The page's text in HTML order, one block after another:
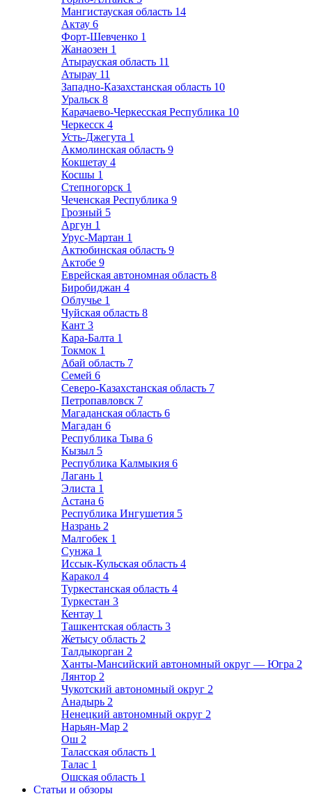
Мангистауская область 14
Актау 6
Форт-Шевченко 1
Жанаозен 1
Атырауская область 11
Атырау 11
Западно-Казахстанская область 10
Уральск 8
Карачаево-Черкесская Республика 10
Черкесск 4
Усть-Джегута 1
Акмолинская область 9
Кокшетау 4
Косшы 1
Степногорск 1
Чеченская Республика 9
Грозный 5
Аргун 1
Урус-Мартан 1
Актюбинская область 9
Актобе 9
Еврейская автономная область 8
Биробиджан 4
Облучье 1
Чуйская область 8
Кант 3
Кара-Балта 1
Токмок 1
Абай область 7
Семей 6
Северо-Казахстанская область 7
Петропавловск 7
Магаданская область 6
Магадан 6
Республика Тыва 6
Кызыл 5
Республика Калмыкия 6
Лагань 1
Элиста 1
Астана 6
Республика Ингушетия 5
Назрань 2
Малгобек 1
Сунжа 1
Иссык-Кульская область 4
Каракол 4
Туркестанская область 4
Туркестан 3
Кентау 1
Ташкентская область 3
Жетысу область 2
Талдыкорган 2
Ханты-Мансийский автономный округ — Югра 2
Лянтор 2
Чукотский автономный округ 2
Анадырь 2
Ненецкий автономный округ 2
Нарьян-Мар 2
Ош 2
Таласская область 1
Талас 1
Ошская область 1
Статьи и обзоры